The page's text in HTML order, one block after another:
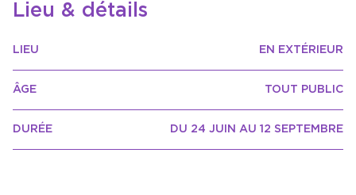
Lieu & détails
LIEU EN EXTÉRIEUR
ÂGE TOUT PUBLIC
DURÉE DU 24 JUIN AU 12 SEPTEMBRE